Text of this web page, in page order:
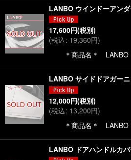
LANBO ウインドーアン
17,600円(税別)
(税込: 19,360円)
＊商品名＊ LANBO ウ
LANBO サイドドアガー
12,000円(税別)
(税込: 13,200円)
＊商品名＊ LANBO サ
LANBO ドアハンドルカ